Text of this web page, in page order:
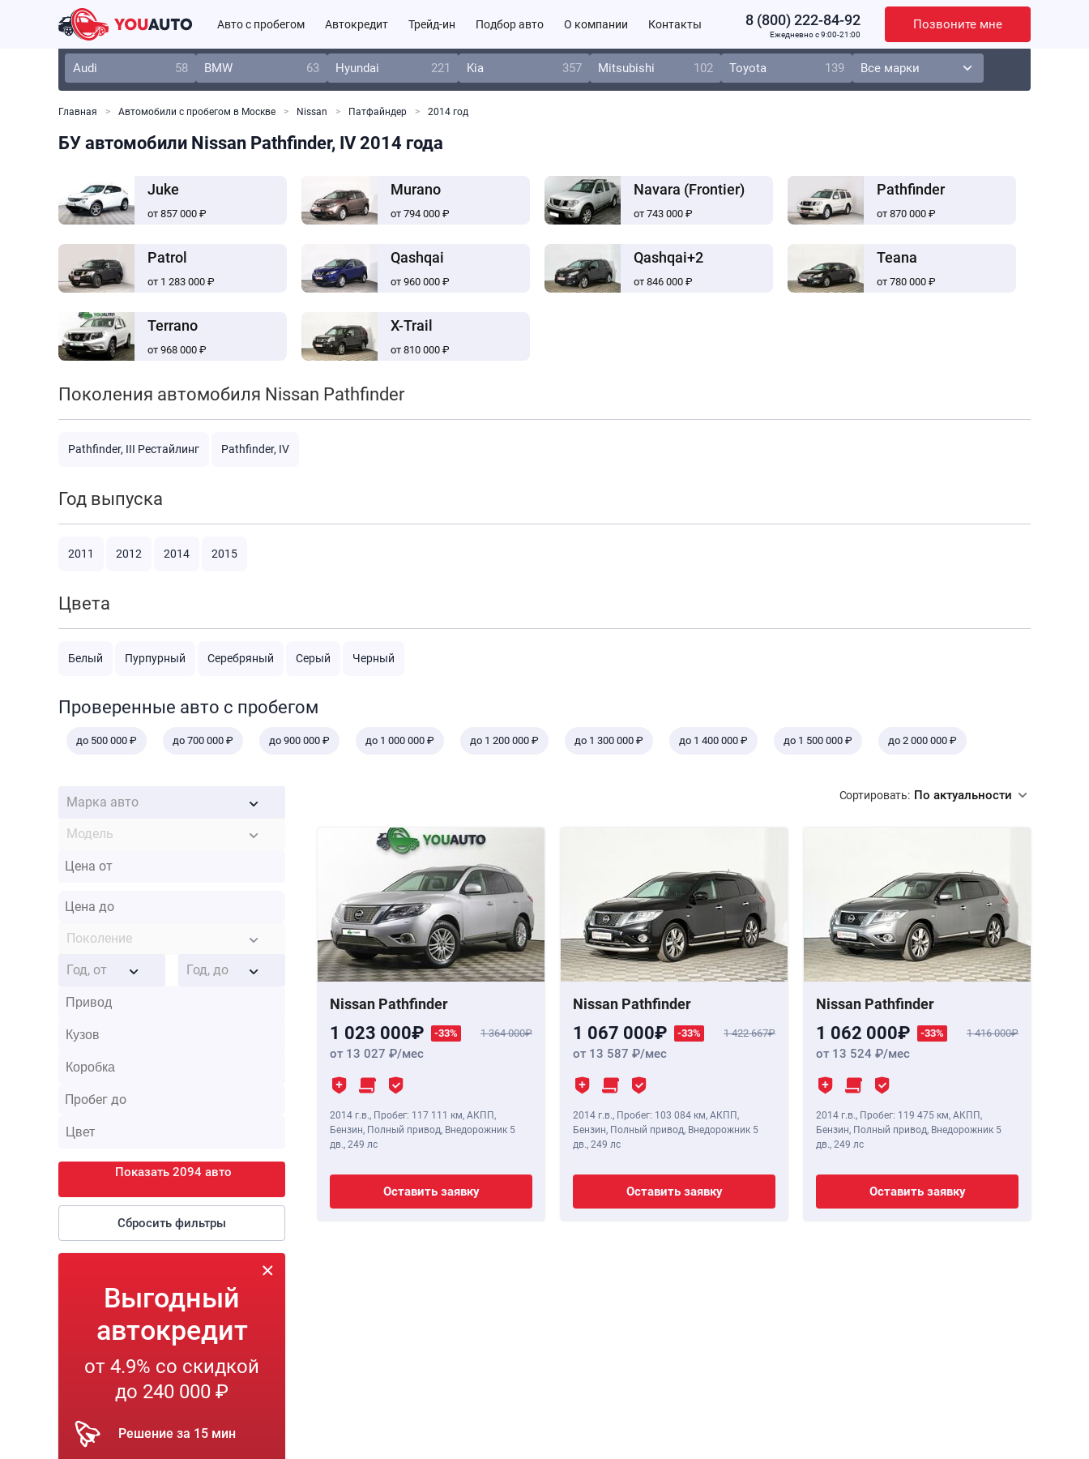
Авто с пробегом Автокредит Трейд-ин Подбор авто О компании Контакты 8 (800) 222-84-92
Ежедневно c 9:00-21:00
Позвоните мне
Audi 58 BMW 63 Hyundai 221 Kia 357 Mitsubishi 102 Toyota 139
Главная Автомобили с пробегом в Москве Nissan Патфайндер 2014 год
БУ автомобили Nissan Pathfinder, IV 2014 года
Juke
от 857 000 ₽
Murano
от 794 000 ₽
Navara (Frontier)
от 743 000 ₽
Pathfinder
от 870 000 ₽
Patrol
от 1 283 000 ₽
Qashqai
от 960 000 ₽
Qashqai+2
от 846 000 ₽
Teana
от 780 000 ₽
Terrano
от 968 000 ₽
X-Trail
от 810 000 ₽
Поколения автомобиля Nissan Pathfinder
Pathfinder, III Рестайлинг Pathfinder, IV
Год выпуска
2011 2012 2014 2015
Цвета
Белый Пурпурный Серебряный Серый Черный
Проверенные авто с пробегом
до 500 000 ₽ до 700 000 ₽ до 900 000 ₽ до 1 000 000 ₽ до 1 200 000 ₽ до 1 300 000 ₽ до 1 400 000 ₽ до 1 500 000 ₽ до 2 000 000 ₽
Марка авто
Модель
Поколение
Год, от Год, до
Показать 2094 авто
Сбросить фильтры
Сортировать: По актуальности
Nissan Pathfinder
1 023 000 -33% 1 364 000
от 13 027 /мес
2014 г.в., Пробег: 117 111 км, АКПП,
Бензин, Полный привод, Внедорожник 5
дв., 249 лс
Оставить заявку
Nissan Pathfinder
1 067 000 -33% 1 422 667
от 13 587 /мес
2014 г.в., Пробег: 103 084 км, АКПП,
Бензин, Полный привод, Внедорожник 5
дв., 249 лс
Оставить заявку
Nissan Pathfinder
1 062 000 -33% 1 416 000
от 13 524 /мес
2014 г.в., Пробег: 119 475 км, АКПП,
Бензин, Полный привод, Внедорожник 5
дв., 249 лс
Оставить заявку
Выгодный
автокредит
от 4.9% со скидкой
до 240 000 ₽
Решение за 15 мин